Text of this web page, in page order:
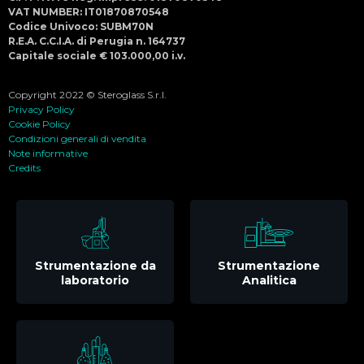
VAT NUMBER: IT01870870548
Codice Univoco: SUBM70N
R.E.A. C.C.I.A. di Perugia n. 164737
Capitale sociale € 103.000,00 i.v.
Copyright 2022 © Steroglass S.r.l.
Privacy Policy
Cookie Policy
Condizioni generali di vendita
Note informative
Credits
Strumentazione da
laboratorio
Strumentazione
Analitica